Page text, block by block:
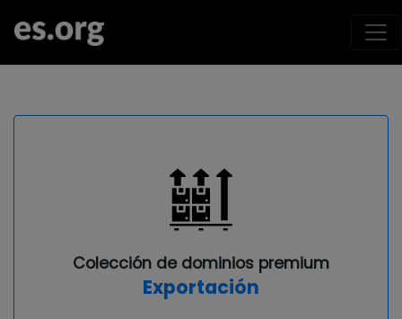
Colección de dominios premium
Exportación